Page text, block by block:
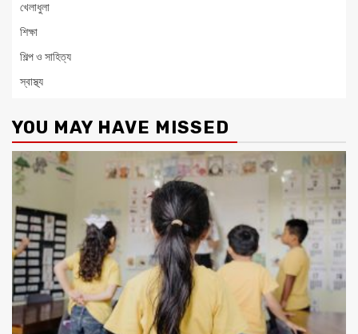
খেলাধুলা
শিক্ষা
শিল্প ও সাহিত্য
স্বাস্থ্য
YOU MAY HAVE MISSED